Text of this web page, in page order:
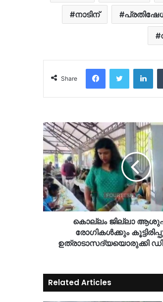
നാടിന്
Share
FacebookTwitter
കൊല്ലം ജില്ലാ
രോഗികൾക്കും
Related Articles